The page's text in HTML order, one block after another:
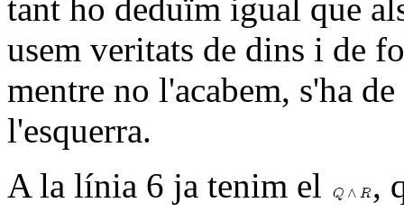
tant ho deduïm igual que
usem veritats de dins i de
mentre no l'acabem, s'ha
l'esquerra.
A la línia 6 ja tenim el
,